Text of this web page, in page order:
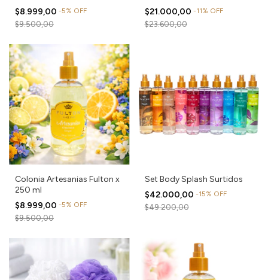
$8.999,00 -5% OFF
$9.500,00
$21.000,00 -11% OFF
$23.600,00
Colonia Artesanias Fulton x
250 ml
$8.999,00 -5% OFF
$9.500,00
Set Body Splash Surtidos
$42.000,00 -15% OFF
$49.200,00